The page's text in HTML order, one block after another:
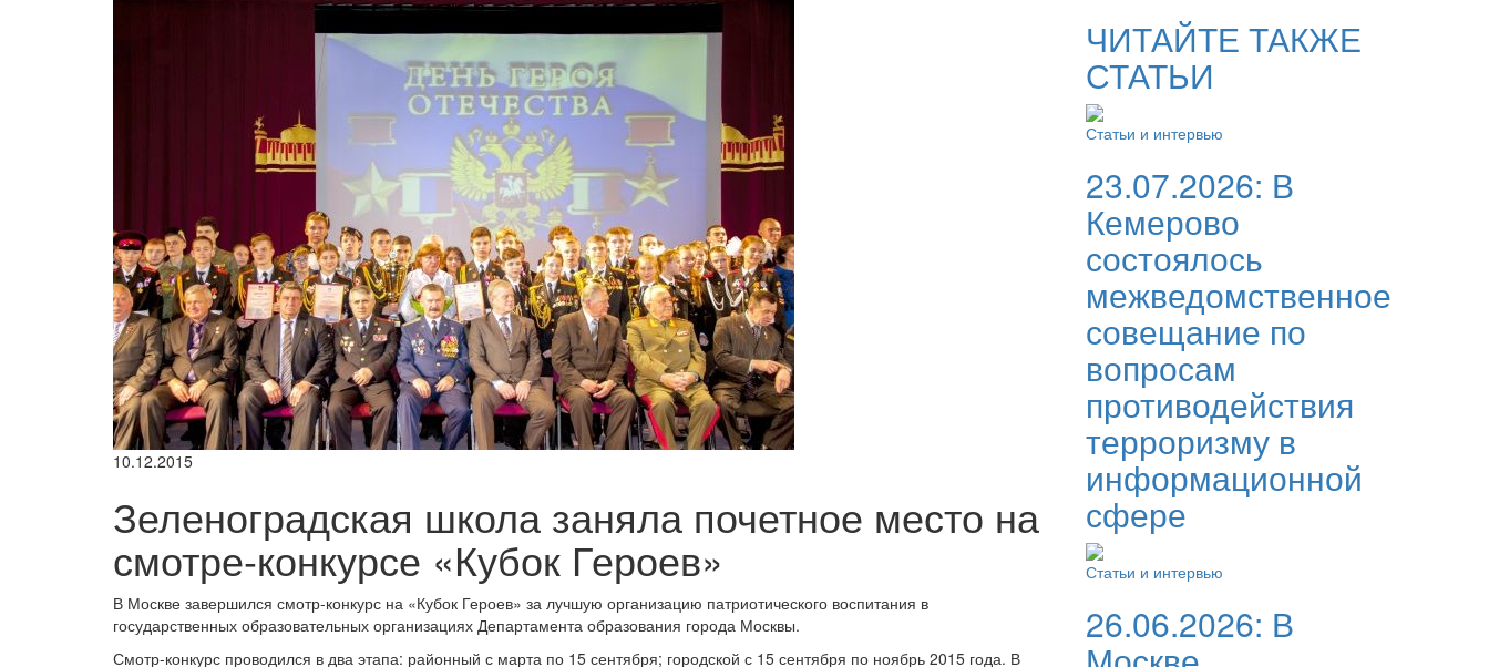
10.12.2015
Зеленоградская школа заняла почетное место на
смотре-конкурсе «Кубок Героев»
В Москве завершился смотр-конкурс на «Кубок Героев» за лучшую организацию патриотического воспитания в
государственных образовательных организациях Департамента образования города Москвы.
Смотр-конкурс проводился в два этапа: районный с марта по 15 сентября; городской с 15 сентября по ноябрь 2015 года. В
ЧИТАЙТЕ ТАКЖЕ
СТАТЬИ
Статьи и интервью
23.07.2026: В
Кемерово
состоялось
межведомственное
совещание по
вопросам
противодействия
терроризму в
информационной
сфере
Статьи и интервью
26.06.2026: В